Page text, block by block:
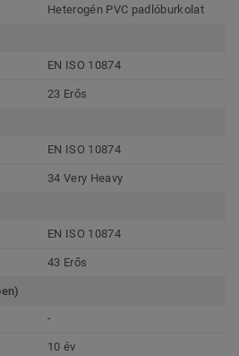
Heterogén PVC padlóburkolat
EN ISO 10874
23 Erős
EN ISO 10874
34 Very Heavy
EN ISO 10874
43 Erős
-
10 év